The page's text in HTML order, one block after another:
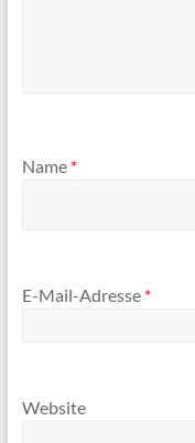
Name *
E-Mail-Adresse *
Website